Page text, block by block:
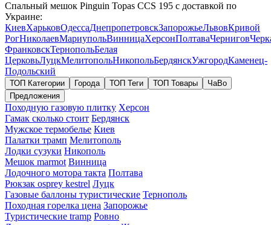
Спальный мешок Pinguin Topas CCS 195 с доставкой по
Украине:
КиевХарьковОдессаДнепропетровскЗапорожьеЛьвовКривой
РогНиколаевМариупольВинницаХерсонПолтаваЧернигов
ФранковскТернопольБелая
ЦерковьЛуцкМелитопольНикопольБердянскУжгородКаменец-
Подольский
ТОП Категории Города ТОП Теги ТОП Товары
ЧаВо
Предложения
Походную газовую плитку Херсон
Гамак сколько стоит Бердянск
Мужское термобелье Киев
Палатки трамп Мелитополь
Лодки сузуки Никополь
Мешок marmot Винница
Лодочного мотора такта Полтава
Рюкзак osprey kestrel Луцк
Газовые баллоны туристические Тернополь
Походная горелка цена Запорожье
Туристические tramp Ровно